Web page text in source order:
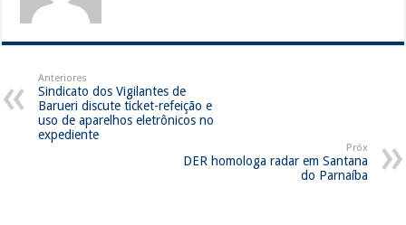
Anteriores
Sindicato dos Vigilantes de
Barueri discute ticket-refeição e
uso de aparelhos eletrônicos no
expediente
Próx
DER homologa radar em Santana
do Parnaíba